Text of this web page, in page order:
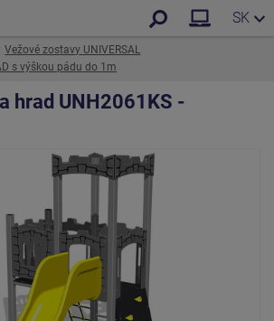
SK
Vežové zostavy UNIVERSAL
s výškou pádu do 1m
hrad UNH2061KS -